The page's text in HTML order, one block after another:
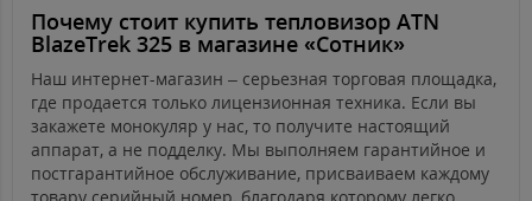
Почему стоит купить тепловизор ATN
BlazeTrek 325 в магазине «Сотник»
Наш интернет-магазин – серьезная торговая площадка,
где продается только лицензионная техника. Если вы
закажете монокуляр у нас, то получите настоящий
аппарат, а не подделку. Мы выполняем гарантийное и
постгарантийное обслуживание, присваиваем каждому